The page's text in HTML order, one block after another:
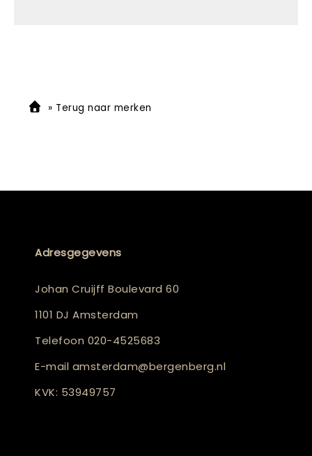
» Terug naar merken
Adresgegevens
Johan Cruijff Boulevard 60
1101 DJ Amsterdam
Telefoon 020-4525683
E-mail amsterdam@bergenberg.nl
KVK: 53949757